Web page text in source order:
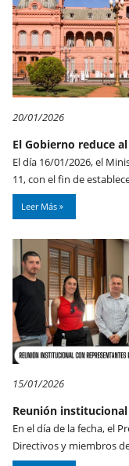
20/01/2026
El Gobierno reduce
El día 16/01/2026, el
11, con el fin de
Leer Más
15/01/2026
Reunión
En el día de la fecha, el
Directivos y miembros